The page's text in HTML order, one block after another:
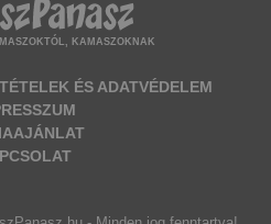
KAMASZOKNAK
ÉS ADATVÉDELEM